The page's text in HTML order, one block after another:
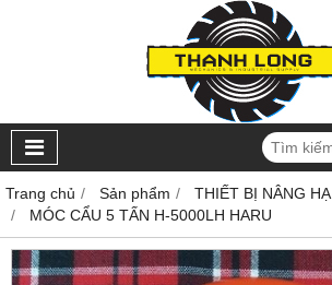
Trang chủ Sản phẩm THIẾT BỊ NÂNG HẠ
MÓC CẨU 5 TẤN H-5000LH HARU